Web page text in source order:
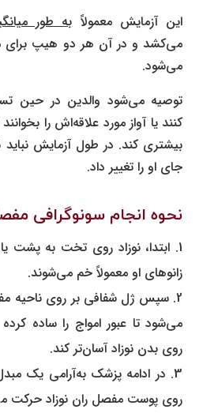
این آزمایش معمولاًبه طور میانگین
می‌کشد و در آن هر دو هیپ برای
می‌شود.
توصیه می‌شود والدین در حین
کنند یا آواز مورد علاقه‌اش را
بیشتری کند. در طول آزمایش نباید
جای او را تغییر داد.
نحوه انجام سونوگرافی
ابتدا، نوزاد روی تخت به پشت
زانوهای او معمولاً خم می‌شوند.
سپس ژل شفافی بر روی ناحیه
می‌شود تا عبور امواج را ساده
روی بدن نوزاد آسان‌تر کند.
در ادامه پزشک به‌آرامی یک
روی پوست مفصل ران نوزاد حرکت